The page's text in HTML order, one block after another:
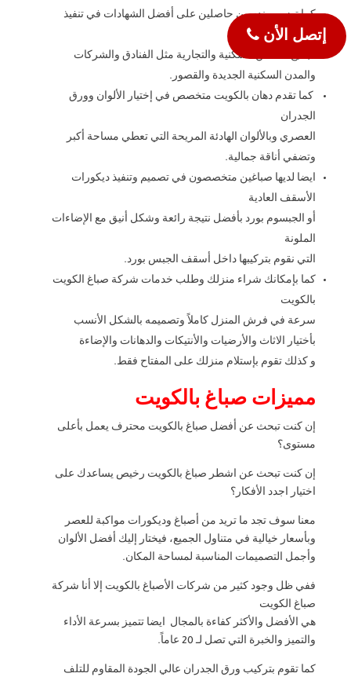
كما تضم مهندسين حاصلين على أفضل الشهادات في تنفيذ
ديكورات
لجميع الأماكن السكنية والتجارية مثل الفنادق والشركات
والمدن السكنية الجديدة والقصور.
كما تقدم دهان بالكويت متخصص في إختيار الألوان وورق
الجدران
العصري وبالألوان الهادئة المريحة التي تعطي مساحة أكبر
وتضفي أناقة جمالية.
ايضا لديها صباغين متخصصون في تصميم وتنفيذ ديكورات
الأسقف العادية
أو الجبسوم بورد بأفضل نتيجة رائعة وشكل أنيق مع الإضاءات
الملونة
التي نقوم بتركيبها داخل أسقف الجبس بورد.
كما بإمكانك شراء منزلك وطلب خدمات شركة صباغ الكويت
بالكويت
سرعة في فرش المنزل كاملاً وتصميمه بالشكل الأنسب
بأختيار الاثاث والأرضيات والأنتيكات والدهانات والإضاءة
و كذلك تقوم بإستلام منزلك على المفتاح فقط.
مميزات صباغ بالكويت
إن كنت تبحث عن أفضل صباغ بالكويت محترف يعمل بأعلى
مستوى؟
إن كنت تبحث عن اشطر صباغ بالكويت رخيص يساعدك على
اختيار اجدد الأفكار؟
معنا سوف تجد ما تريد من أصباغ وديكورات مواكبة للعصر
وبأسعار خيالية في متناول الجميع، فيختار إليك أفضل الألوان
وأجمل التصميمات المناسبة لمساحة المكان.
ففي ظل وجود كثير من شركات الأصباغ بالكويت إلا أنا شركة
صباغ الكويت
هي الأفضل والأكثر كفاءة بالمجال ايضا تتميز بسرعة الأداء
والتميز والخبرة التي تصل لـ 20 عاماً.
كما تقوم بتركيب ورق الجدران عالي الجودة المقاوم للتلف
إتصل الأن